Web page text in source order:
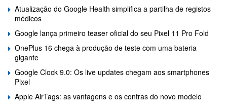
Atualização do Google Health simplifica a partilha de registos
médicos
Google lança primeiro teaser oficial do seu Pixel 11 Pro Fold
OnePlus 16 chega à produção de teste com uma bateria
gigante
Google Clock 9.0: Os live updates chegam aos smartphones
Pixel
Apple AirTags: as vantagens e os contras do novo modelo